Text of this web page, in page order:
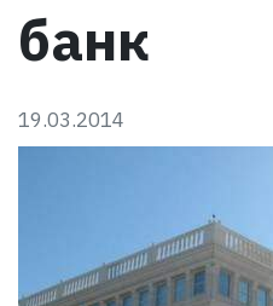
банк
19.03.2014